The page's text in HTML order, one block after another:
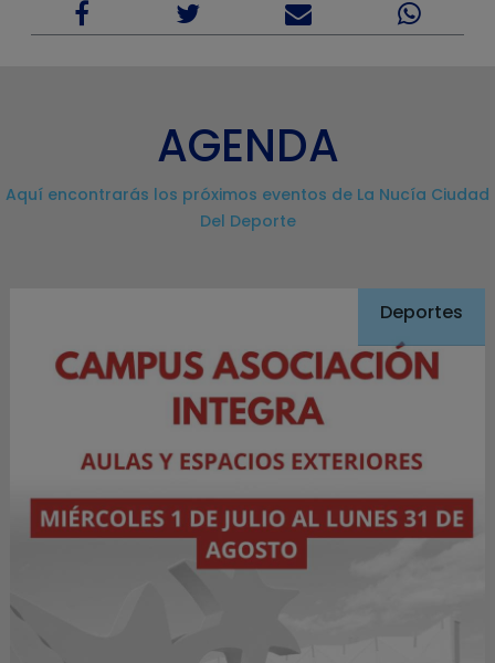
AGENDA
Aquí encontrarás los próximos eventos de La Nucía Ciudad
Del Deporte
Deportes